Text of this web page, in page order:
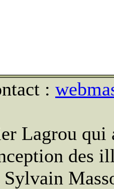
:
Lagrou qui
des